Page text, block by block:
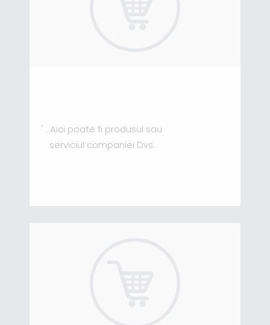
' . Aici poate fi produsul sau
serviciul companiei Dvs.